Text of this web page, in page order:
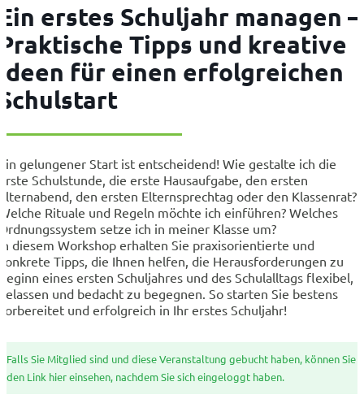
erstes Schuljahr managen –
Tipps und kreative
für einen erfolgreichen
gelungener Start ist entscheidend! Wie gestalte ich die
Schulstunde, die erste Hausaufgabe, den ersten
den ersten Elternsprechtag oder den Klassenrat?
Rituale und Regeln möchte ich einführen? Welches
setze ich in meiner Klasse um?
diesem Workshop erhalten Sie praxisorientierte und
Tipps, die Ihnen helfen, die Herausforderungen zu
eines ersten Schuljahres und des Schulalltags flexibel,
und bedacht zu begegnen. So starten Sie bestens
und erfolgreich in Ihr erstes Schuljahr!
Falls Sie Mitglied sind und diese Veranstaltung gebucht haben, können Sie
den Link hier einsehen, nachdem Sie sich eingeloggt haben.